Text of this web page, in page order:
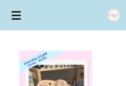
Ga
hoofdinhoud